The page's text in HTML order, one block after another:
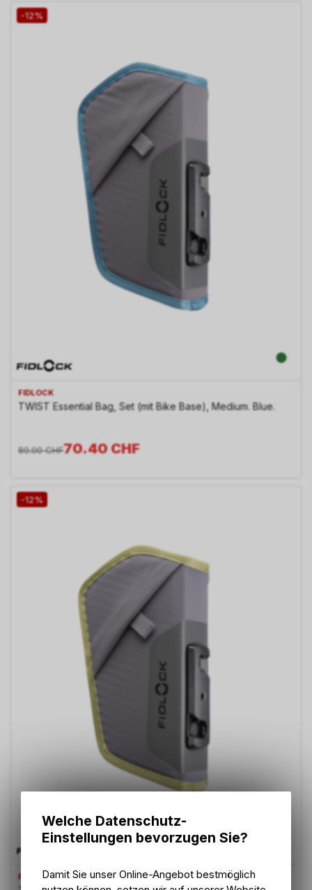
-12%
FIDLOCK
TWIST Essential Bag, Set (mit Bike Base), Medium. Blue.
70.40CHF
80.00 CHF
-12%
FIDLOCK
Welche Datenschutz-
Einstellungen bevorzugen Sie?
Damit Sie unser Online-Angebot bestmöglich